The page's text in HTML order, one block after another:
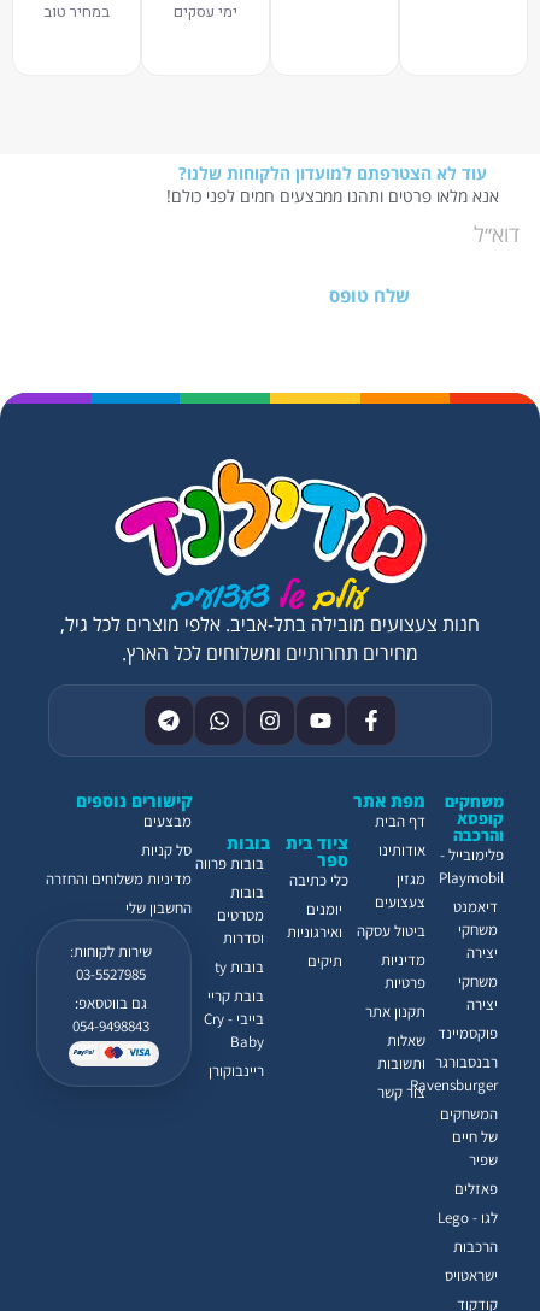
ימי עסקים
במחיר טוב
עוד לא הצטרפתם למועדון הלקוחות שלנו?
אנא מלאו פרטים ותהנו ממבצעים חמים לפני כולם!
שלח טופס
קישורים נוספים
מבצעים
סל קניות
מדיניות משלוחים והחזרה
החשבון שלי
שירות לקוחות:
03-5527985
גם בווטסאפ:
054-9498843
ציוד בית
ספר
כלי כתיבה
יומנים
ואירגוניות
תיקים
בובות
בובות פרווה
בובות
מסרטים
וסדרות
בובות ty
בובת קריי
בייבי - Cry
Baby
ריינבוקורן
משחקים
קופסא
והרכבה
פלימובייל -
Playmobil
דיאמנט
משחקי
יצירה
משחקי
יצירה
פוקסמיינד
רבנסבורגר
Ravensburger
המשחקים
של חיים
שפיר
פאזלים
לגו - Lego
הרכבות
ישראטויס
קודקוד
מפת אתר
דף הבית
אודותינו
מגזין
צעצועים
ביטול עסקה
מדיניות
פרטיות
תקנון אתר
שאלות
ותשובות
צור קשר
חנות צעצועים מובילה בתל-אביב. אלפי מוצרים לכל גיל,
מחירים תחרותיים ומשלוחים לכל הארץ.